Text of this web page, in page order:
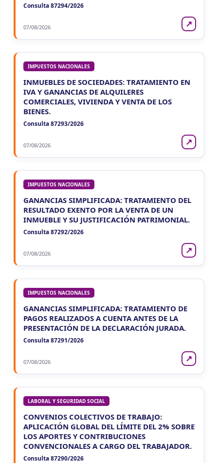
Consulta 87294/2026
07/08/2026 ↗
IMPUESTOS NACIONALES
INMUEBLES DE SOCIEDADES: TRATAMIENTO EN
IVA Y GANANCIAS DE ALQUILERES
COMERCIALES, VIVIENDA Y VENTA DE LOS
BIENES.
Consulta 87293/2026
07/08/2026 ↗
IMPUESTOS NACIONALES
GANANCIAS SIMPLIFICADA: TRATAMIENTO DEL
RESULTADO EXENTO POR LA VENTA DE UN
INMUEBLE Y SU JUSTIFICACIÓN PATRIMONIAL.
Consulta 87292/2026
07/08/2026 ↗
IMPUESTOS NACIONALES
GANANCIAS SIMPLIFICADA: TRATAMIENTO DE
PAGOS REALIZADOS A CUENTA ANTES DE LA
PRESENTACIÓN DE LA DECLARACIÓN JURADA.
Consulta 87291/2026
07/08/2026 ↗
LABORAL Y SEGURIDAD SOCIAL
CONVENIOS COLECTIVOS DE TRABAJO:
APLICACIÓN GLOBAL DEL LÍMITE DEL 2% SOBRE
LOS APORTES Y CONTRIBUCIONES
CONVENCIONALES A CARGO DEL TRABAJADOR.
Consulta 87290/2026